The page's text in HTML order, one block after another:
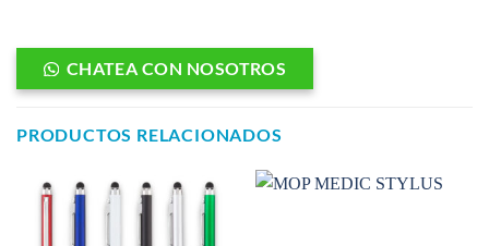
CHATEA CON NOSOTROS
PRODUCTOS RELACIONADOS